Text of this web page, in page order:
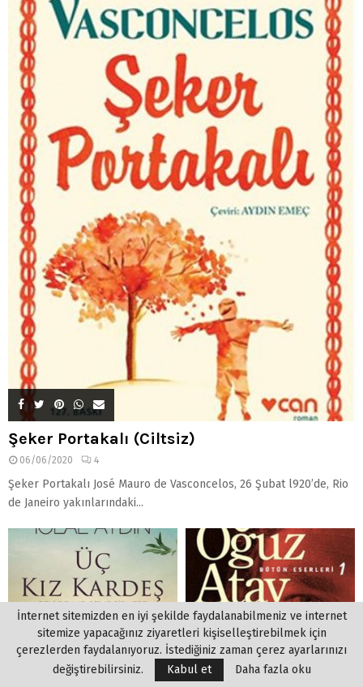
Şeker Portakalı (Ciltsiz)
06/06/2020 4
Şeker Portakalı José Mauro de Vasconcelos, 26 Şubat l920’de, Rio
de Janeiro yakınlarındaki...
İnternet sitemizden en iyi şekilde faydalanabilmeniz ve internet
sitemize yapacağınız ziyaretleri kişiselleştirebilmek için
çerezlerden faydalanıyoruz. İstediğiniz zaman çerez ayarlarınızı
değiştirebilirsiniz.
Kabul et Daha fazla oku